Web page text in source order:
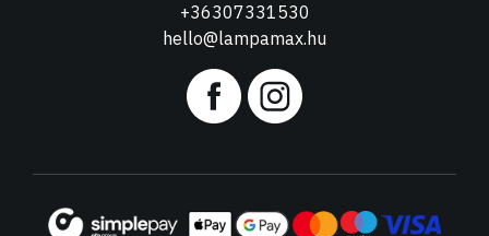
+36307331530
hello@lampamax.hu